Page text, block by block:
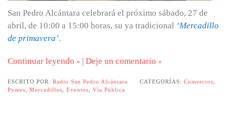
San Pedro Alcántara celebrará el próximo sábado, 27 de
abril, de 10:00 a 15:00 horas, su ya tradicional ‘Mercadillo
de primavera’.
Continuar leyendo | Deje un comentario
ESCRITO POR: Radio San Pedro Alcántara CATEGORÍAS: Comercios
Pymes
Mercadillos Eventos Vía Pública